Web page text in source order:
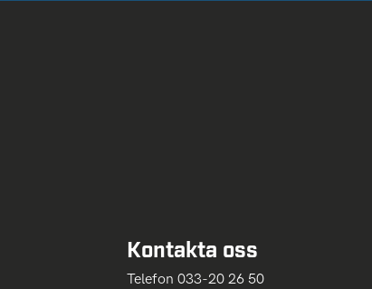
Kontakta oss
Telefon 033-20 26 50